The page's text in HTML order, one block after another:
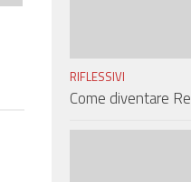
RIFLESSIVI
Come diventare Re